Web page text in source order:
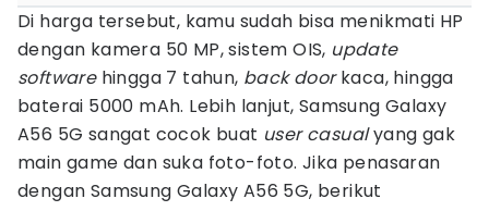
Di harga tersebut, kamu sudah bisa menikmati HP
dengan kamera 50 MP, sistem OIS, update
software hingga 7 tahun, back doorkaca, hingga
baterai 5000 mAh. Lebih lanjut, Samsung Galaxy
A56 5G sangat cocok buat user casualyang gak
main game dan suka foto-foto. Jika penasaran
dengan Samsung Galaxy A56 5G, berikut